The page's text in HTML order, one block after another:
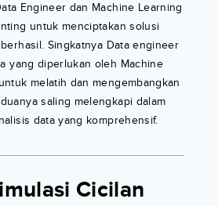
Engineer dan Machine Learning
untuk menciptakan solusi
Singkatnya Data engineer
yang diperlukan oleh Machine
melatih dan mengembangkan
saling melengkapi dalam
data yang komprehensif.
Cicilan